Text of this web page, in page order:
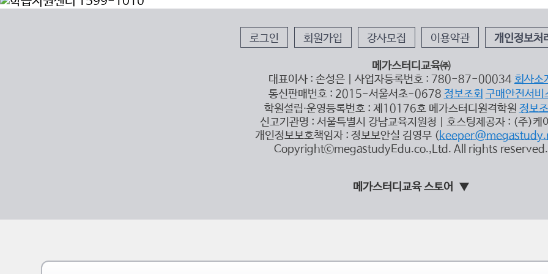
로그인 회원가입 강사모집 이용약관 개인정보처
메가스터디교육㈜
대표이사 : 손성은 | 사업자등록번호 : 780-87-00034 회사소
통신판매번호 : 2015-서울서초-0678 정보조회 구매안전서비
학원설립∙운영등록번호 : 제10176호 메가스터디원격학원 정보
신고기관명 : 서울특별시 강남교육지원청 | 호스팅제공자 : (주)케
개인정보보호책임자 : 정보보안실 김영무 (
CopyrightⓒmegastudyEdu.co.,Ltd. All rights reserved.
메가스터디교육 스토어